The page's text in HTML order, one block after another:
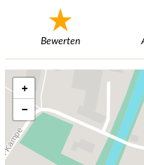
Bewerten
+
−